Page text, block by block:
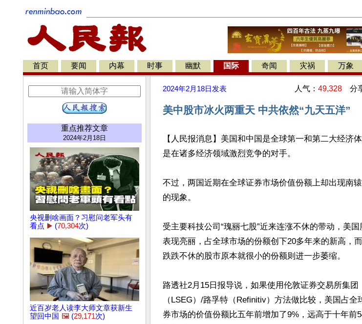
首页 要闻 内幕 时事 幽默 国际 奇闻 灾祸 万象
重点推荐文章
2024年2月18日
央视删啥画面？习慰问老军头有
看点 ▶️ (70,304次)
近百岁老人读李大师文章获新生
望回中国 🖼️ (29,171次)
2024年2月18日 发表 人气： 49,328 分
美中股市冰火两重天 中共依然“九天五洋”
【人民报消息】美国和中国是全球第一和第二大经济
是在诸多经济领域激烈竞争的对手。
不过，两国近期在全球证券市场价值份额上却出现南
的现象。
受主要科技公司“瑰丽七股”近来连涨不休的带动，美国
表现亮丽，占全球市场的份额创下20多年来的新高，
跌跌不休的股市原本就很小的份额则进一步萎缩。
路透社2月15日报导说，如果使用伦敦证券交易所集团
（LSEG）/路孚特（Refinitiv）方法做比较，美国占全
券市场的价值份额比五年前增加了9%，远高于十年前